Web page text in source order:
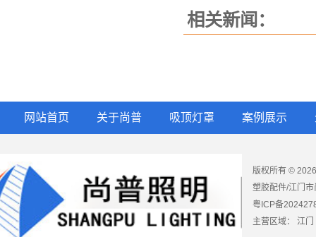
相关新闻：
网站首页 关于尚普 吸顶灯罩 案例展示
版权所有 ©
塑胶配件/江门
粤ICP备
主营区域： 江门